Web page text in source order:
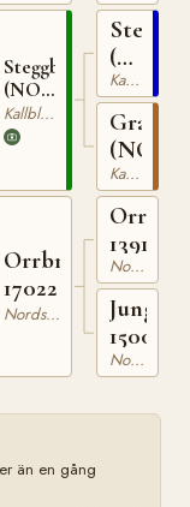
Steggbest
(NO)
T-233Kallblodig Travare
Orrbris
17022
Nordsvensk Brukshäst
Stegg
(NO)
T-
169
Kallblodig Travare
Grasiös
(NO)
Kallblodig Travare
Orring
1391
Nordsvensk Brukshäst
15002
Nordsvensk Brukshäst
än en gång